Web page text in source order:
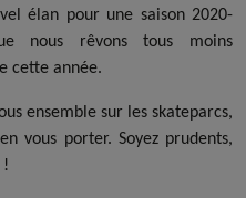
élan pour une saison 2020-
nous rêvons tous moins
cette année.
ensemble sur les skateparcs,
vous porter. Soyez prudents,
!